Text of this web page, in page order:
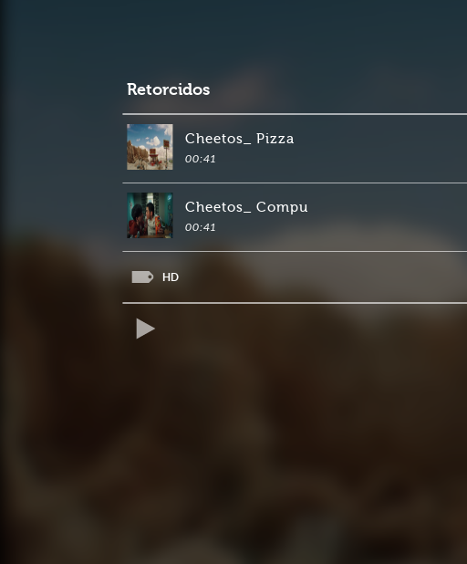
Retorcidos
Cheetos_ Pizza
00:41
Cheetos_ Compu
00:41
HD